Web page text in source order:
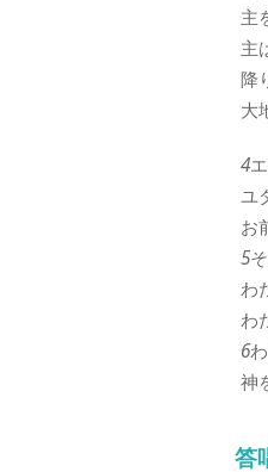
主
主
降
大
4
ユ
お
5
わ
わ
6
神
答